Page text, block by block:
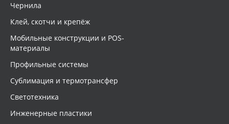
Чернила
Клей, скотчи и крепёж
Мобильные конструкции и POS-
материалы
Профильные системы
Сублимация и термотрансфер
Светотехника
Инженерные пластики